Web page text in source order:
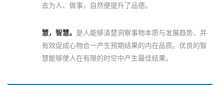
去为人、做事，自然便提升了品德。
慧，智慧。 是人能够清楚洞察事物本质与发展趋势、并
有效促成心物合一产生预期结果的内在品质。优良的智
慧能够使人在有限的时空中产生最佳结果。